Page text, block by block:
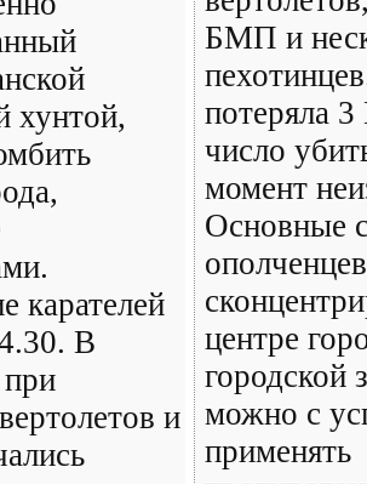
хунтой,
карателей
В
и
БМП и
потеряла
число
момент
Основные
ополченцев
центре
городской
можно с
применять